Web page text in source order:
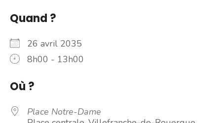
Quand ?
26 avril 2035
8h00 - 13h00
Où ?
Place Notre-Dame